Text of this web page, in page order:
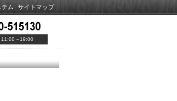
ム サイトマップ
～19:00